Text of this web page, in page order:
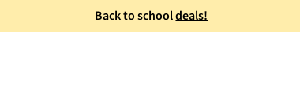
Back to schooldeals!